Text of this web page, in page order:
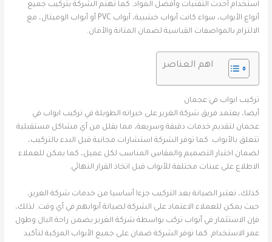
استخدام أحدث التقنيات وأفضل المواد. كما تهتم الشركة بتركيب جميع
أنواع الأبواب، سواء كانت أبواب خشبية، أبواب PVC أو أبواب الوميتال، مع
الالتزام بالمواصفات القياسية لضمان المتانة والأمان.
اهم العناصر
تركيب ابواب في عجمان
أيضا، يعتمد فريق شركة الغرير على خبراته الطويلة في تركيب ابواب في
عجمان لتقديم خدمات دقيقة وسريعة، مما يقلل من أي مشاكل مستقبلية
تتعلق بالأبواب. كما توفر الشركة استشارات مجانية قبل البدء بالتركيب،
لضمان اختيار التصميم والمقاس المناسب لكل عميل، كما يمكن للعملاء
الاطلاع على عينات مختلفة للأبواب قبل اتخاذ القرار النهائي.
كذلك، تعتبر الصيانة بعد التركيب جزءا أساسيا من خدمات شركة الغرير،
حيث يمكن للعملاء الاعتماد على الشركة لصيانة أبوابهم في أي وقت. لذلك،
فإن الاستثمار في أبواب تركب بواسطة شركة الغرير يضمن راحة البال وطول
عمر الاستخدام. كما توفر الشركة ضمان على جميع الأبواب المركبة لتأكيد